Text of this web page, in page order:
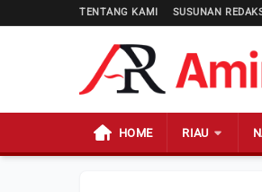
TENTANG KAMI SUSUNAN
HOME RIAU